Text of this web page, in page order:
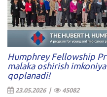
Humphrey Fellowship
malaka oshirish
qoplanadi!
23.05.2026 | 45082